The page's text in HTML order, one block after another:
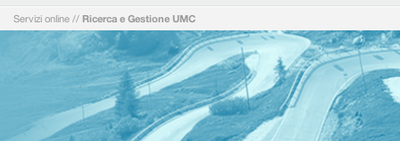
Servizi online // Ricerca e Gestione UMC